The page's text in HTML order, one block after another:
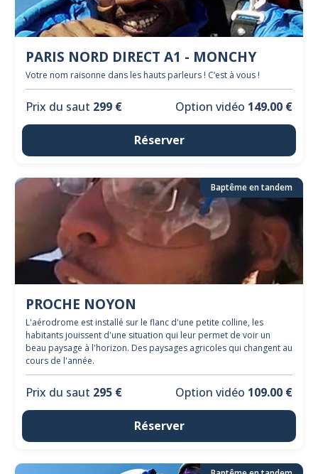
PARIS NORD DIRECT A1 - MONCHY
Votre nom raisonne dans les hauts parleurs ! C’est à vous !
Prix du saut 299 € Option vidéo 149.00 €
Réserver
Baptême en tandem
PROCHE NOYON
L'aérodrome est installé sur le flanc d'une petite colline, les
habitants jouissent d'une situation qui leur permet de voir un
beau paysage à l'horizon. Des paysages agricoles qui changent au
cours de l'année.
Prix du saut 295 € Option vidéo 109.00 €
Réserver